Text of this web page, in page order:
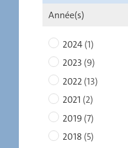
Année(s)
2024(1)
2023 (9)
2022(13)
2021 (2)
2019 (7)
2018 (5)